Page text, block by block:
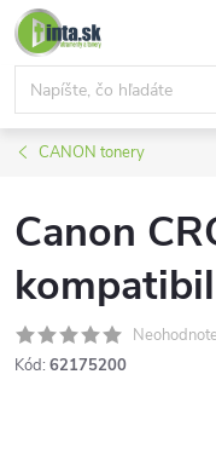
Prejsť
na
obsah
CANON tonery
Canon
Kód: 62175200